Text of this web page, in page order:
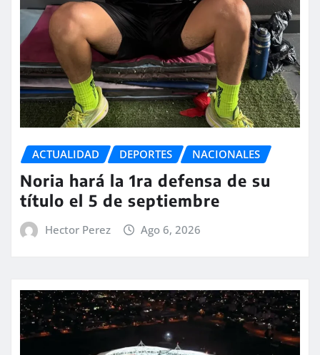
ACTUALIDAD DEPORTES NACIONALES
Noria hará la 1ra defensa de su
título el 5 de septiembre
Hector Perez Ago 6, 2026